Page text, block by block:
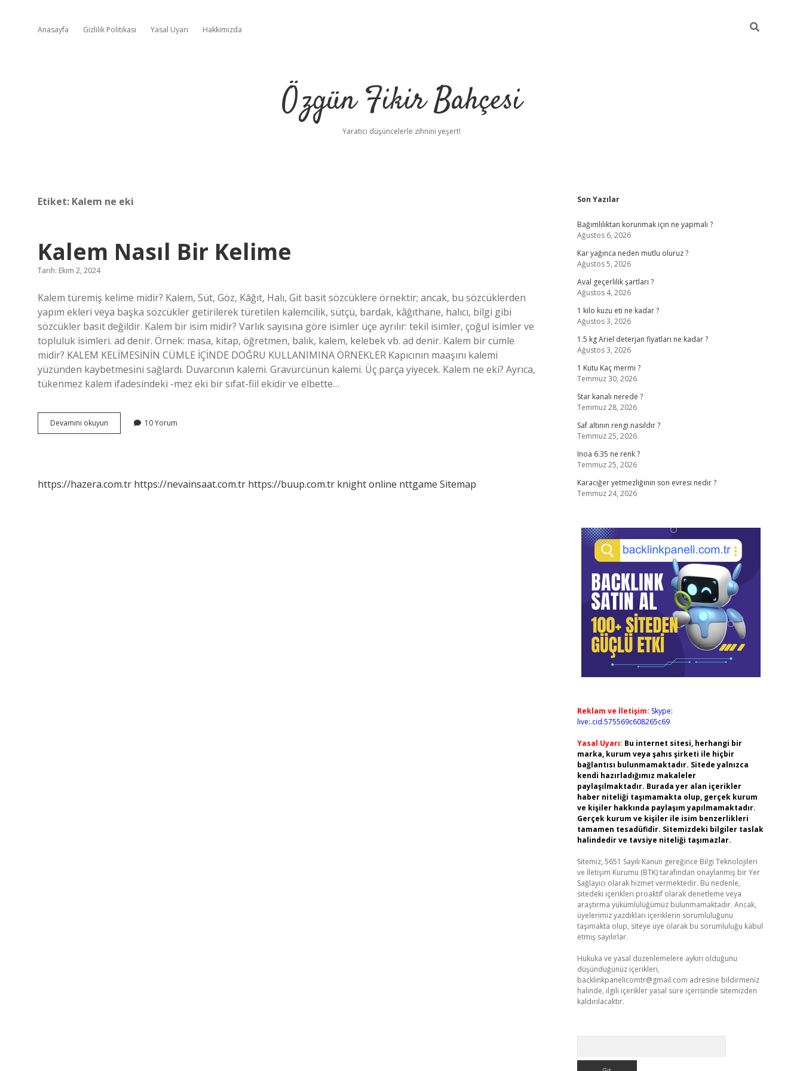
Anasayfa Gizlilik Politikası Yasal Uyarı Hakkımızda
Özgün Fikir Bahçesi
Yaratıcı düşüncelerle zihnini yeşert!
Etiket: Kalem ne eki
Kalem Nasıl Bir Kelime
Tarih: Ekim 2, 2024
Kalem türemiş kelime midir? Kalem, Süt, Göz, Kâğıt, Halı, Git basit sözcüklere örnektir; ancak, bu sözcüklerden
yapım ekleri veya başka sözcükler getirilerek türetilen kalemcilik, sütçü, bardak, kâğıthane, halıcı, bilgi gibi
sözcükler basit değildir. Kalem bir isim midir? Varlık sayısına göre isimler üçe ayrılır: tekil isimler, çoğul isimler ve
topluluk isimleri. ad denir. Örnek: masa, kitap, öğretmen, balık, kalem, kelebek vb. ad denir. Kalem bir cümle
midir? KALEM KELİMESİNİN CÜMLE İÇİNDE DOĞRU KULLANIMINA ÖRNEKLER Kapıcının maaşını kalemi
yüzünden kaybetmesini sağlardı. Duvarcının kalemi. Gravürcünün kalemi. Üç parça yiyecek. Kalem ne eki? Ayrıca,
tükenmez kalem ifadesindeki -mez eki bir sıfat-fiil ekidir ve elbette…
Devamını okuyun
Nasıl
10 Yorum
https://hazera.com.tr https://nevainsaat.com.tr https://buup.com.tr knight online nttgame Sitemap
Sidebar
Son Yazılar
Bağımlılıktan korunmak için ne yapmalı ?
Ağustos 6, 2026
Kar yağınca neden mutlu oluruz ?
Ağustos 5, 2026
Aval geçerlilik şartları ?
Ağustos 4, 2026
1 kilo kuzu eti ne kadar ?
Ağustos 3, 2026
1.5 kg Ariel deterjan fiyatları ne kadar ?
Ağustos 3, 2026
1 Kutu Kaç mermi ?
Temmuz 30, 2026
Star kanalı nerede ?
Temmuz 28, 2026
Saf altının rengi nasıldır ?
Temmuz 25, 2026
Inoa 6.35 ne renk ?
Temmuz 25, 2026
Karaciğer yetmezliğinin son evresi nedir ?
Temmuz 24, 2026
Reklam ve İletişim: Skype:
live:.cid.575569c608265c69
Yasal Uyarı: Bu internet sitesi, herhangi bir
marka, kurum veya şahıs şirketi ile hiçbir
bağlantısı bulunmamaktadır. Sitede yalnızca
kendi hazırladığımız makaleler
paylaşılmaktadır. Burada yer alan içerikler
haber niteliği taşımamakta olup, gerçek kurum
ve kişiler hakkında paylaşım yapılmamaktadır.
Gerçek kurum ve kişiler ile isim benzerlikleri
tamamen tesadüfidir. Sitemizdeki bilgiler taslak
halindedir ve tavsiye niteliği taşımazlar.
Sitemiz, 5651 Sayılı Kanun gereğince Bilgi Teknolojileri
ve İletişim Kurumu (BTK) tarafından onaylanmış bir Yer
Sağlayıcı olarak hizmet vermektedir. Bu nedenle,
sitedeki içerikleri proaktif olarak denetleme veya
araştırma yükümlülüğümüz bulunmamaktadır. Ancak,
üyelerimiz yazdıkları içeriklerin sorumluluğunu
taşımakta olup, siteye üye olarak bu sorumluluğu kabul
etmiş sayılırlar.
Hukuka ve yasal düzenlemelere aykırı olduğunu
düşündüğünüz içerikleri,
backlinkpanelicomtr@gmail.com adresine bildirmeniz
halinde, ilgili içerikler yasal süre içerisinde sitemizden
kaldırılacaktır.